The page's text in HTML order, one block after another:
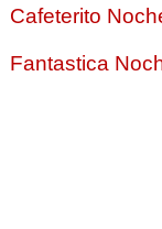
Cafeterito
Fantastica